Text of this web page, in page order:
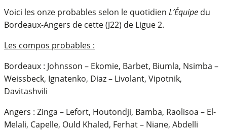
Voici les onze probables selon le quotidien L’Équipe du
Bordeaux-Angers de cette (J22) de Ligue 2.
Les compos probables :
Bordeaux : Johnsson – Ekomie, Barbet, Biumla, Nsimba –
Weissbeck, Ignatenko, Diaz – Livolant, Vipotnik,
Davitashvili
Angers : Zinga – Lefort, Houtondji, Bamba, Raolisoa – El-
Melali, Capelle, Ould Khaled, Ferhat – Niane, Abdelli